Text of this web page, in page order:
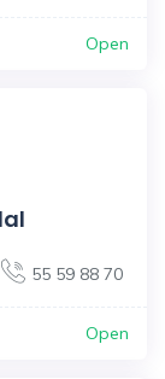
Open
55 59 88 70
Open